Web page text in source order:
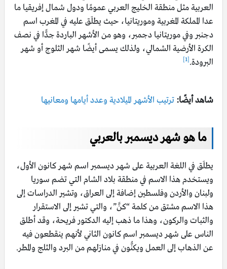
العربية مثل منطقة الخليج العربي عمومًا ودول شمال إفريقيا ما
عدا المملكة المغربية وموريتانيا، حيث يطلَق عليه في المغرب اسم
دجنبر وفي موريتانيا دجمبر، وهو من الأشهر الباردة جدًّا في نصف
الكرة الأرضية الشمالي، ولذلك يسمى أيضًا شهر الثلوج أو شهر
البرودة.[1]
شاهد أيضًا: ترتيب الأشهر الميلادية وعدد أيامها ومعانيها
ما هو شهر ديسمبر بالعربي
يطلَق في اللغة العربية على شهر ديسمبر اسم شهر كانون الأول،
ويستخدم هذا الاسم في منطقة بلاد الشام التي تضم سوريا
ولبنان والأردن وفلسطين إضافة إلى العراق، وتشير الدراسات إلى
هذا الاسم مشتق من كلمة “كنَّ”، والتي تشير إلى الاستقرار
والثبات والركون، وهذا ما ذهب إليه الدكتور فريحة، وقد أطلق
الناس على شهر ديسمبر اسم كانون الثاني لأنهم ينقطعون فيه
عن الذهاب إلى العمل ويكنُّون في منازلهم من البرد والثلج والمطر.